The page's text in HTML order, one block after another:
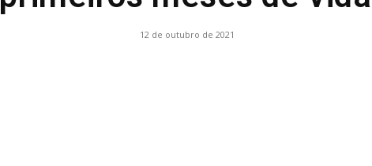
12 de outubro de 2021